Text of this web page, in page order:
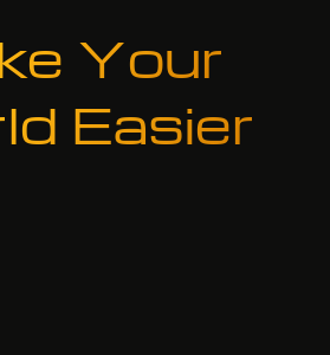
Your
Easier